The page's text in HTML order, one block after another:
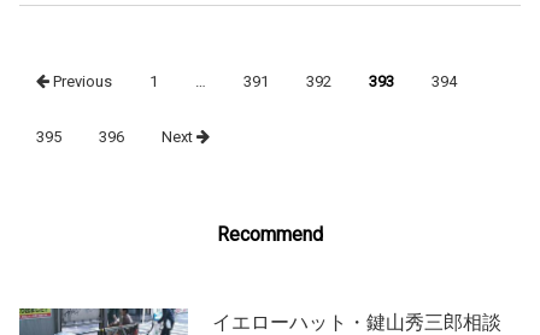
navigation
Previous 1 391 392 393 394
395 396 Next
Recommend
イエローハット・鍵山秀三郎相談